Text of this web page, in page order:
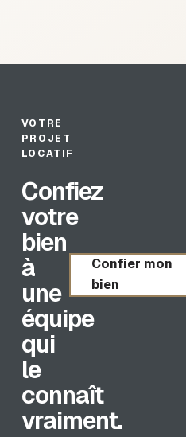
VOTRE
PROJET
LOCATIF
Confiez
votre
bien
à
une
équipe
qui
le
connaît
vraiment.
Confier mon
bien